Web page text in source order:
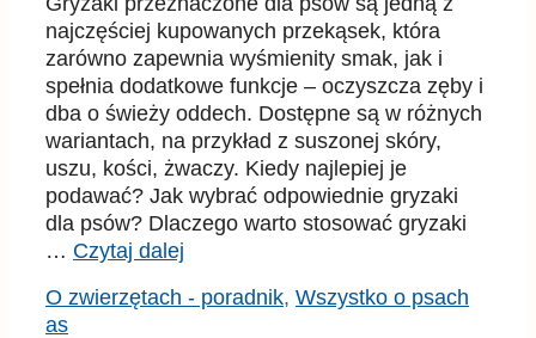
najczęściej kupowanych przekąsek, która
zarówno zapewnia wyśmienity smak, jak i
spełnia dodatkowe funkcje – oczyszcza zęby i
dba o świeży oddech. Dostępne są w różnych
wariantach, na przykład z suszonej skóry,
uszu, kości, żwaczy. Kiedy najlepiej je
podawać? Jak wybrać odpowiednie gryzaki
dla psów? Dlaczego warto stosować gryzaki
… Czytaj dalej
Kategorie
O zwierzętach - poradnik, Wszystko o psach
as